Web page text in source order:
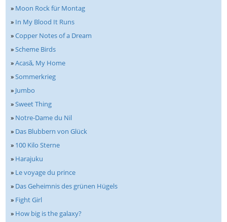
» Moon Rock für Montag
» In My Blood It Runs
»Copper Notes of a Dream
»Scheme Birds
»Acasă, My Home
»Sommerkrieg
» Jumbo
»Sweet Thing
» Notre-Dame du Nil
» Das Blubbern von Glück
» 100 Kilo Sterne
» Harajuku
» Le voyage du prince
» Das Geheimnis des grünen Hügels
» Fight Girl
» How big is the galaxy?